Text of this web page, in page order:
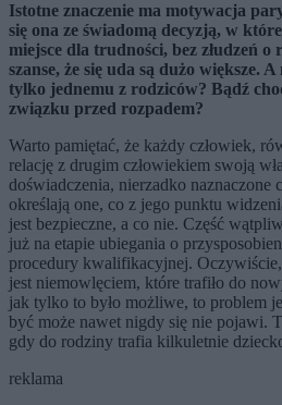
Istotne znaczenie ma motywacja
się ona ze świadomą decyzją, w
miejsce dla trudności, bez złudzeń o
szanse, że się uda są dużo większe.
tylko jednemu z rodziców? Bądź
związku przed rozpadem?
Warto pamiętać, że każdy człowiek,
relację z drugim człowiekiem swoją
doświadczenia, nierzadko
określają one, co z jego punktu
jest bezpieczne, a co nie. Część
już na etapie ubiegania o
procedury kwalifikacyjnej.
jest niemowlęciem, które trafiło do
jak tylko to było możliwe, to problem
być może nawet nigdy się nie pojawi.
gdy do rodziny trafia kilkuletnie
reklama